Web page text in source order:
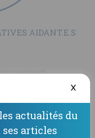
AIDANT.E.S
X
actualités du
articles